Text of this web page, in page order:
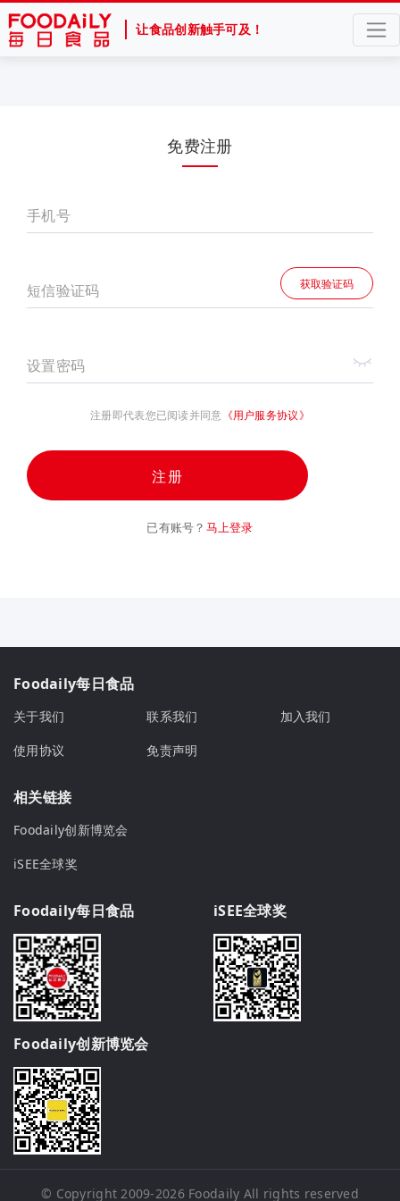
让食品创新触手可及！
免费注册
手机号
短信验证码 获取验证码
设置密码
注册即代表您已阅读并同意 《用户服务协议》
注册
已有账号？ 马上登录
Foodaily每日食品
关于我们 联系我们
加入我们
使用协议
免责声明
相关链接
Foodaily创新博览会
iSEE全球奖
Foodaily每日食品 iSEE全球奖
Foodaily创新博览会
© Copyright 2009-2026 Foodaily All rights reserved